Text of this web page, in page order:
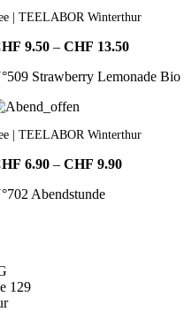
| TEELABOR Winterthur
9.50 – CHF 13.50Preisspanne:
bis
Strawberry Lemonade Bio
| TEELABOR Winterthur
6.90 – CHF 9.90Preisspanne:
Abendstunde
129